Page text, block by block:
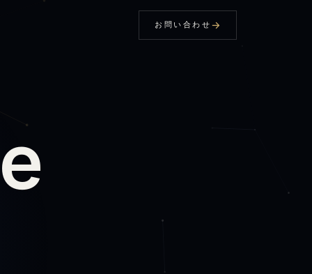
お問い合わせ